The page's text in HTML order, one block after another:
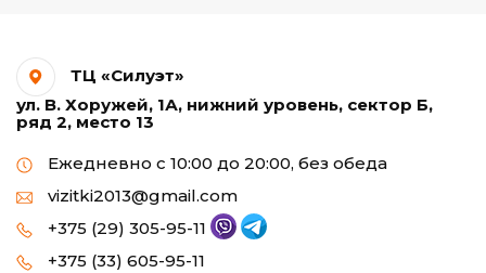
ТЦ «Силуэт»
ул. В. Хоружей, 1А, нижний уровень, сектор Б,
ряд 2, место 13
Ежедневно с 10:00 до 20:00, без обеда
vizitki2013@gmail.com
+375 (29) 305-95-11
+375 (33) 605-95-11